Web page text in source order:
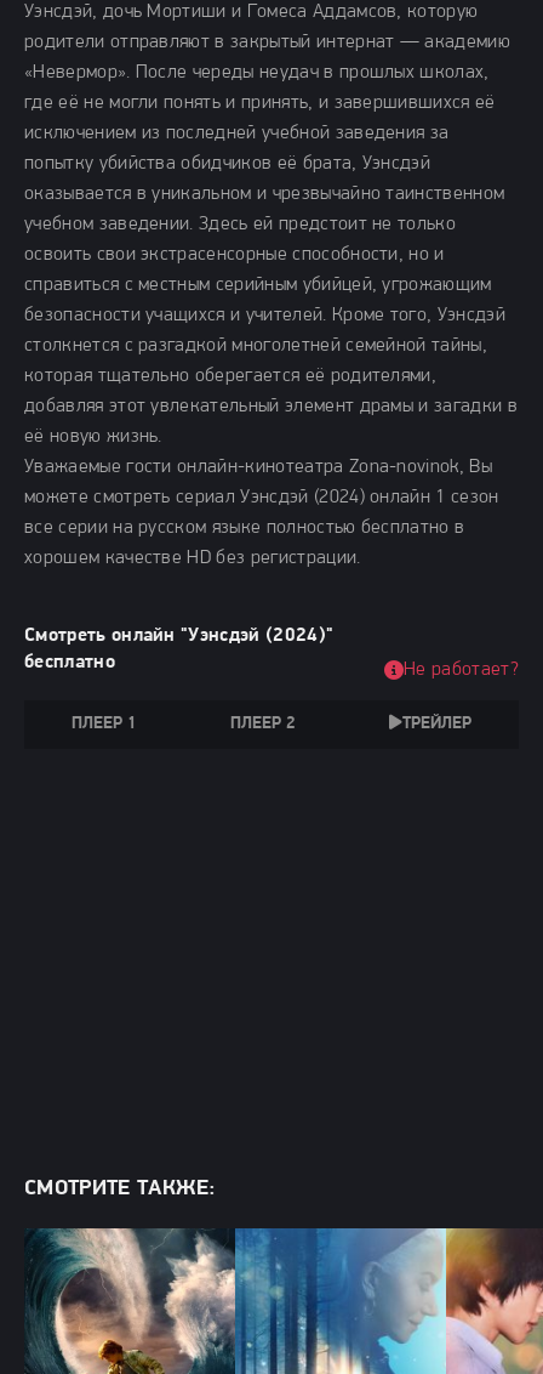
Уэнсдэй, дочь Мортиши и Гомеса Аддамсов, которую
родители отправляют в закрытый интернат — академию
«Невермор». После череды неудач в прошлых школах,
где её не могли понять и принять, и завершившихся её
исключением из последней учебной заведения за
попытку убийства обидчиков её брата, Уэнсдэй
оказывается в уникальном и чрезвычайно таинственном
учебном заведении. Здесь ей предстоит не только
освоить свои экстрасенсорные способности, но и
справиться с местным серийным убийцей, угрожающим
безопасности учащихся и учителей. Кроме того, Уэнсдэй
столкнется с разгадкой многолетней семейной тайны,
которая тщательно оберегается её родителями,
добавляя этот увлекательный элемент драмы и загадки в
её новую жизнь.
Уважаемые гости онлайн-кинотеатра Zona-novinok, Вы
можете смотреть сериал Уэнсдэй (2024) онлайн 1 сезон
все серии на русском языке полностью бесплатно в
хорошем качестве HD без регистрации.
Смотреть онлайн "Уэнсдэй (2024)"
бесплатно
ПЛЕЕР 1 ПЛЕЕР 2 ТРЕЙЛЕР
Не работает?
СМОТРИТЕ ТАКЖЕ: